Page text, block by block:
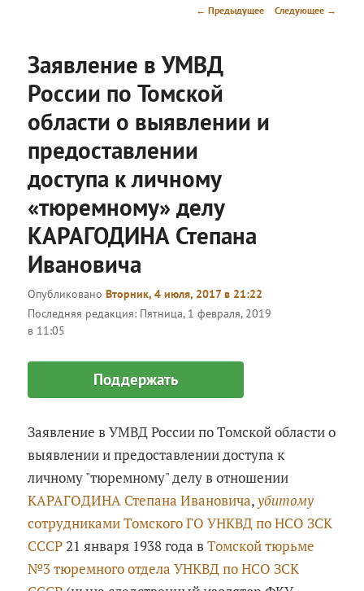
Навигация
← Предыдущее Следующее →
Заявление в УМВД
России по Томской
области о выявлении и
предоставлении
доступа к личному
«тюремному» делу
КАРАГОДИНА Степана
Ивановича
ОпубликованоВторник, 4 июля, 2017 в 21:22
Последняя редакция: Пятница, 1 февраля, 2019
в 11:05
Поддержать
Заявление в УМВД России по Томской области о
выявлении и предоставлении доступа к
личному "тюремному" делу в отношении
КАРАГОДИНА Степана Ивановича,убитому
сотрудниками Томского ГО УНКВД по НСО ЗСК
СССР21 января 1938 года вТомской тюрьме
№3 тюремного отдела УНКВД по НСО ЗСК